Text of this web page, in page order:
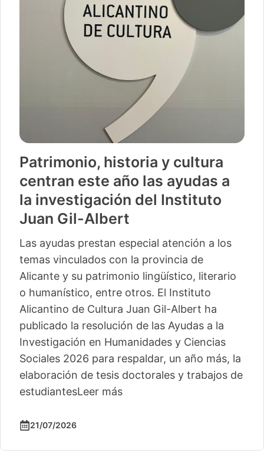
Patrimonio, historia y cultura
centran este año las ayudas a
la investigación del Instituto
Juan Gil-Albert
Las ayudas prestan especial atención a los
temas vinculados con la provincia de
Alicante y su patrimonio lingüístico, literario
o humanístico, entre otros. El Instituto
Alicantino de Cultura Juan Gil-Albert ha
publicado la resolución de las Ayudas a la
Investigación en Humanidades y Ciencias
Sociales 2026 para respaldar, un año más, la
elaboración de tesis doctorales y trabajos de
estudiantesLeer más
21/07/2026